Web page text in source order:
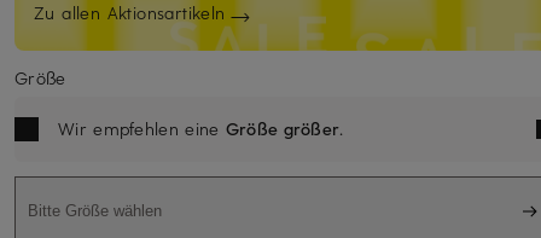
Zu allen Aktionsartikeln
Größe
Wir empfehlen eine Größe größer.
Bitte Größe wählen